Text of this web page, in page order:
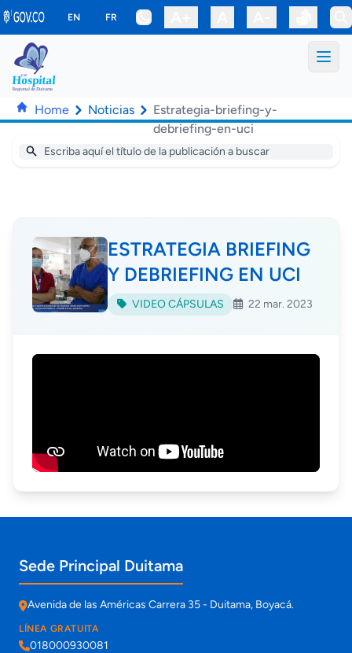
Saltar al contenido principal
EN FR
Home Noticias
Estrategia-briefing-y-
debriefing-en-uci
ESTRATEGIA BRIEFING
Y DEBRIEFING EN UCI
VIDEO CÁPSULAS 22 mar. 2023
Información de contacto y sedes
Sede Principal Duitama
Avenida de las Américas Carrera 35 - Duitama, Boyacá.
LÍNEA GRATUITA
018000930081